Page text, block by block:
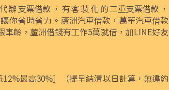
辦支票借款 ，有客製化的三重支票借款 ，
讓你省時省力。 蘆洲汽車借款 ， 萬華汽車借款
車齡， 蘆洲借錢有工作5萬就借，加LINE好友
最高30%］（提早結清以日計算，無違約